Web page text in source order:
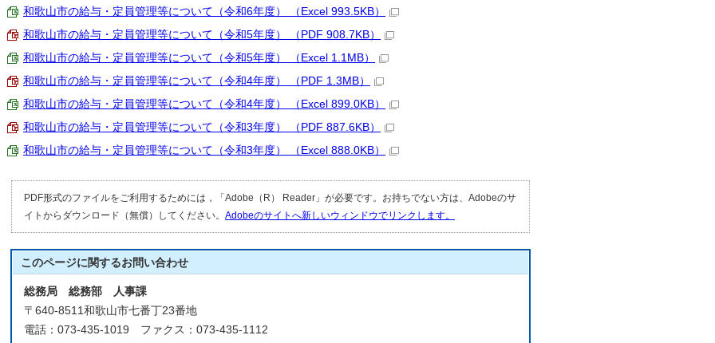
和歌山市の給与・定員管理等について（令和6年度） （Excel 993.5KB）
和歌山市の給与・定員管理等について（令和5年度） （PDF 908.7KB）
和歌山市の給与・定員管理等について（令和5年度） （Excel 1.1MB）
和歌山市の給与・定員管理等について（令和4年度） （PDF 1.3MB）
和歌山市の給与・定員管理等について（令和4年度） （Excel 899.0KB）
和歌山市の給与・定員管理等について（令和3年度） （PDF 887.6KB）
和歌山市の給与・定員管理等について（令和3年度） （Excel 888.0KB）
PDF形式のファイルをご利用するためには，「Adobe（R） Reader」が必要です。お持ちでない方は、Adobeのサ
イトからダウンロード（無償）してください。 Adobeのサイトへ新しいウィンドウでリンクします。
このページに関するお問い合わせ
総務局 総務部 人事課
〒640-8511和歌山市七番丁23番地
電話：073-435-1019 ファクス：073-435-1112